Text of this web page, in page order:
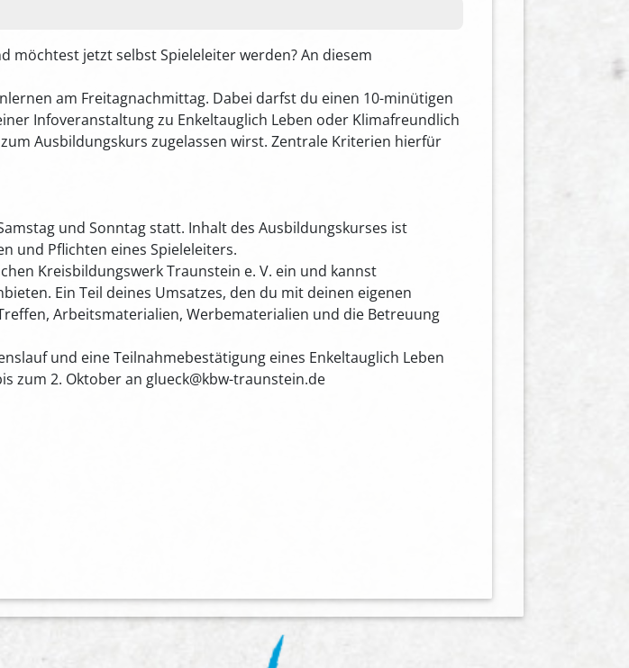
möchtest jetzt selbst Spieleleiter werden? An diesem
am Freitagnachmittag. Dabei darfst du einen 10-minütigen
Infoveranstaltung zu Enkeltauglich Leben oder Klimafreundlich
Ausbildungskurs zugelassen wirst. Zentrale Kriterien hierfür
und Sonntag statt. Inhalt des Ausbildungskurses ist
und Pflichten eines Spieleleiters.
Kreisbildungswerk Traunstein e. V. ein und kannst
Ein Teil deines Umsatzes, den du mit deinen eigenen
Arbeitsmaterialien, Werbematerialien und die Betreuung
und eine Teilnahmebestätigung eines Enkeltauglich Leben
zum 2. Oktober an glueck@kbw-traunstein.de